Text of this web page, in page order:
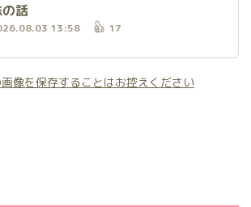
話
13:58 17
像を保存することはお控えください